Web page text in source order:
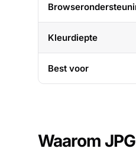
Kleurdiepte
Best voor
Waarom